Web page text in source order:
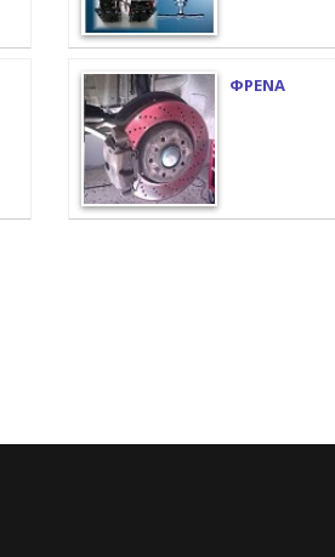
ΦΡΕΝΑ